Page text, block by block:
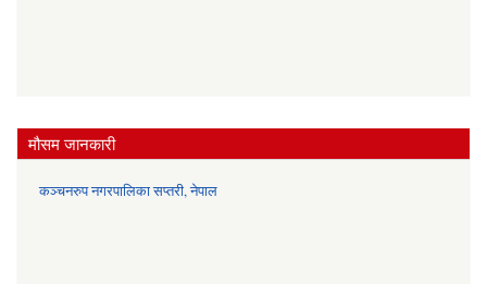
मौसम जानकारी
कञ्चनरुप नगरपालिका सप्तरी, नेपाल